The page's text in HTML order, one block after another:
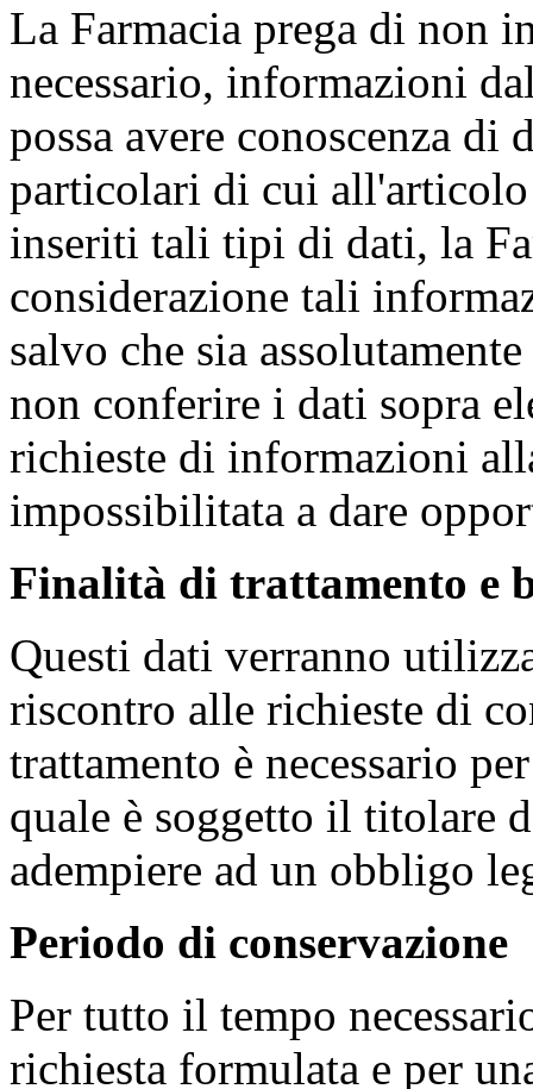
La Farmacia prega di non
necessario, informazioni
possa avere conoscenza di
particolari di cui
inseriti tali tipi di dati, la
considerazione tali
salvo che sia
non conferire i dati sopra
richieste di informazioni
impossibilitata a dare
Finalità di trattamento e
Questi dati verranno
riscontro alle richieste di
trattamento è necessario
quale è soggetto il titolare
adempiere ad un obbligo
Periodo di conservazione
Per tutto il tempo
richiesta formulata e per